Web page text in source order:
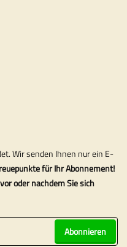
Wir senden Ihnen nur ein E-
für Ihr Abonnement!
oder nachdem Sie sich
Abonnieren